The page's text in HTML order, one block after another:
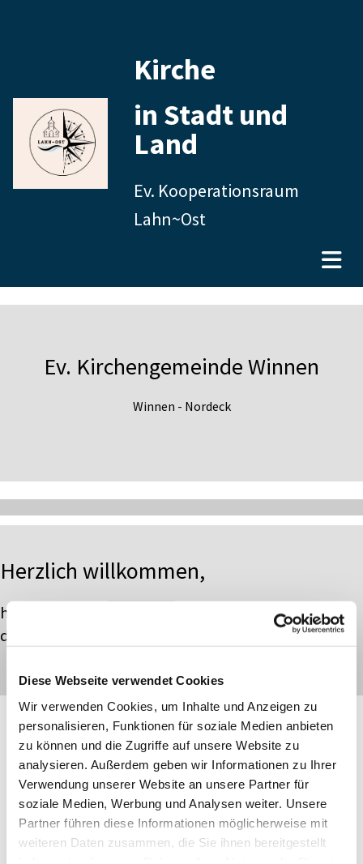
Diese Webseite verwendet Cookies
Wir verwenden Cookies, um Inhalte und Anzeigen zu
personalisieren, Funktionen für soziale Medien anbieten
zu können und die Zugriffe auf unsere Website zu
analysieren. Außerdem geben wir Informationen zu Ihrer
Verwendung unserer Website an unsere Partner für
soziale Medien, Werbung und Analysen weiter. Unsere
Partner führen diese Informationen möglicherweise mit
weiteren Daten zusammen, die Sie ihnen bereitgestellt
Kirche
in Stadt und
Land
Ev. Kooperationsraum
Lahn~Ost
Ev. Kirchengemeinde Winnen
Winnen - Nordeck
Herzlich willkommen,
hier finden Sie die offizielle Homepage
der Kirchengemeinde Winnen
Neuigkeiten aus der
Kirchengemeinde